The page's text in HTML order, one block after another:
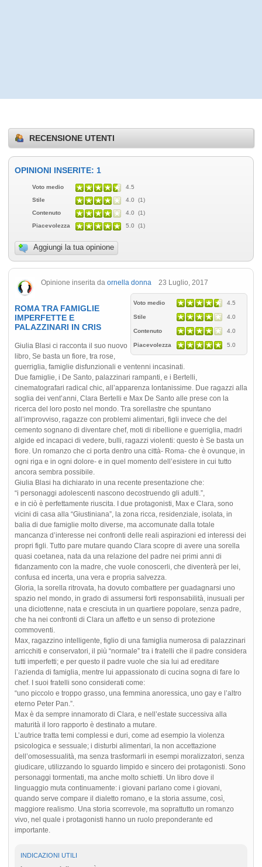
RECENSIONE UTENTI
OPINIONI INSERITE: 1
Voto medio
4.5
Stile
4.0 (1)
Contenuto
4.0 (1)
Piacevolezza
5.0 (1)
Aggiungi la tua opinione
Opinione inserita da ornella donna 23 Luglio, 2017
Voto medio 4.5
Stile 4.0
Contenuto 4.0
Piacevolezza 5.0
ROMA TRA FAMIGLIE
IMPERFETTE E
PALAZZINARI IN CRIS
Giulia Blasi ci racconta il suo nuovo
libro, Se basta un fiore, tra rose,
guerriglia, famiglie disfunzionali e ventenni incasinati.
Due famiglie, i De Santo, palazzinari rampanti, e i Bertelli,
cinematografari radical chic, all’apparenza lontanissime. Due ragazzi alla
soglia dei vent’anni, Clara Bertelli e Max De Santo alle prese con la
ricerca del loro posto nel mondo. Tra sorellastre che spuntano
all’improvviso, ragazze con problemi alimentari, figli invece che del
cemento sognano di diventare chef, moti di ribellione e guerriglia, madri
algide ed incapaci di vedere, bulli, ragazzi violenti: questo è Se basta un
fiore. Un romanzo che ci porta dentro una città- Roma- che è ovunque, in
ogni riga e in ogni dolore- e in quel momento dell’esistere in cui tutto
ancora sembra possibile.
Giulia Blasi ha dichiarato in una recente presentazione che:
“i personaggi adolescenti nascono decostruendo gli adulti.”,
e in ciò è perfettamente riuscita. I due protagonisti, Max e Clara, sono
vicini di casa alla “Giustiniana”, la zona ricca, residenziale, isolata, in
balia di due famiglie molto diverse, ma accomunate dalla totale
mancanza d’interesse nei confronti delle reali aspirazioni ed interessi dei
propri figli. Tutto pare mutare quando Clara scopre di avere una sorella
quasi coetanea, nata da una relazione del padre nei primi anni di
fidanzamento con la madre, che vuole conoscerli, che diventerà per lei,
confusa ed incerta, una vera e propria salvezza.
Gloria, la sorella ritrovata, ha dovuto combattere per guadagnarsi uno
spazio nel mondo, in grado di assumersi forti responsabilità, inusuali per
una diciottenne, nata e cresciuta in un quartiere popolare, senza padre,
che ha nei confronti di Clara un affetto e un senso di protezione
commoventi.
Max, ragazzino intelligente, figlio di una famiglia numerosa di palazzinari
arricchiti e conservatori, il più “normale” tra i fratelli che il padre considera
tutti imperfetti; e per questo il padre vuole che sia lui ad ereditare
l’azienda di famiglia, mentre lui appassionato di cucina sogna di fare lo
chef. I suoi fratelli sono considerati come:
“uno piccolo e troppo grasso, una femmina anoressica, uno gay e l’altro
eterno Peter Pan.”.
Max è da sempre innamorato di Clara, e nell’estate successiva alla
maturità il loro rapporto è destinato a mutare.
L’autrice tratta temi complessi e duri, come ad esempio la violenza
psicologica e sessuale; i disturbi alimentari, la non accettazione
dell’omosessualità, ma senza trasformarli in esempi moralizzatori, senza
giudicare, utilizzando lo sguardo limpido e sincero dei protagonisti. Sono
personaggi tormentati, ma anche molto schietti. Un libro dove il
linguaggio muta continuamente: i giovani parlano come i giovani,
quando serve compare il dialetto romano, e la storia assume, così,
maggiore realismo. Una storia scorrevole, ma soprattutto un romanzo
vivo, nel quale i protagonisti hanno un ruolo preponderante ed
importante.
INDICAZIONI UTILI